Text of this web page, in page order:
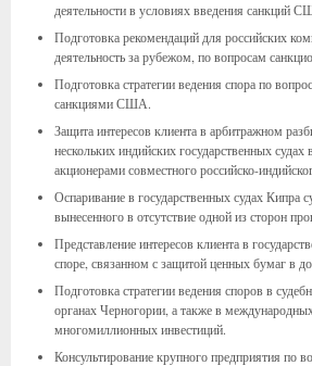
деятельности в условиях введения санкций
Подготовка рекомендаций для российских
деятельность за рубежом, по вопросам
Подготовка стратегии ведения спора по
санкциями США.
Защита интересов клиента в арбитражном
нескольких индийских государственных
акционерами совместного российско-
Оспаривание в государственных судах Кипра
вынесенного в отсутствие одной из сторон
Представление интересов клиента в
споре, связанном с защитой ценных бумаг в
Подготовка стратегии ведения споров в
органах Черногории, а также в
многомиллионных инвестиций.
Консультирование крупного предприятия по